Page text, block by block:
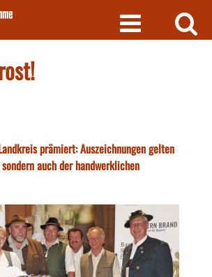
prämiert: Auszeichnungen gelten
auch der handwerklichen